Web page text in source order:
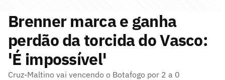
Brenner marca e ganha
perdão da torcida do Vasco:
'É impossível'
Cruz-Maltino vai vencendo o Botafogo por 2 a 0